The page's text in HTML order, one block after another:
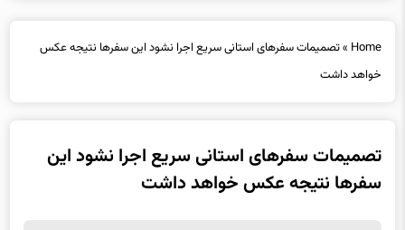
Home
»تصمیمات سفرهای استانی سریع اجرا نشود این سفرها نتیجه عکس
خواهد داشت
تصمیمات سفرهای استانی سریع اجرا نشود این
سفرها نتیجه عکس خواهد داشت